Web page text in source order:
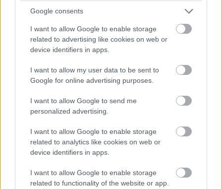
Google consents
I want to allow Google to enable storage
related to advertising like cookies on web or
device identifiers in apps.
I want to allow my user data to be sent to
Google for online advertising purposes.
I want to allow Google to send me
personalized advertising.
I want to allow Google to enable storage
related to analytics like cookies on web or
device identifiers in apps.
I want to allow Google to enable storage
related to functionality of the website or app.
A Mercedesek közben drámamentesen haladnak elöl -
Hamilton 2,5 másodperccel vezet Bottas előtt, aki további 3,5-
lel van Verstappen előtt.
Ricciardo közben támad és már a hetedik helyen jár, Pierre
Gasly mögé érkezett meg éppen.
Érdekes, hogy egy rádióüzenetet sem hallhattunk még az
ötmásodperces büntetése, a német szuperlágy gumikon volt,
ez kissé feleslegesen veszélyes manővernek tűnik ismét...